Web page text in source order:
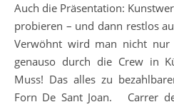
Auch die Präsentation:
probieren – und dann restlos
Verwöhnt wird man nicht nur
genauso durch die Crew in
Muss! Das alles zu
Forn De Sant Joan. Carrer